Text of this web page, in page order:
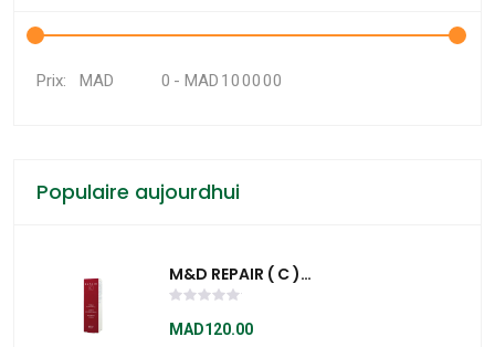
Prix: MAD - MAD
Populaire aujourdhui
M&D REPAIR ( C )
Créme
Régénératrice 75ml
MAD120.00